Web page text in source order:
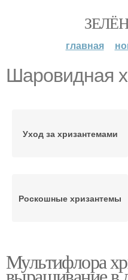
главная
Шаровидная
Уход за хризантемами
Роскошные хризантемы
Мультифлора